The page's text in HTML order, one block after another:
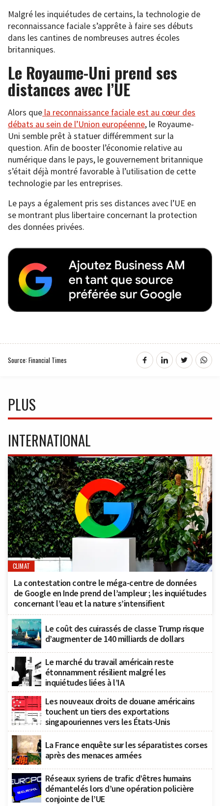
Malgré les inquiétudes de certains, la technologie de
reconnaissance faciale s’apprête à faire ses débuts
dans les cantines de nombreuses autres écoles
britanniques.
Le Royaume-Uni prend ses
distances avec l’UE
Alors que la reconnaissance faciale est au cœur des
débats au sein de l’Union européenne, le Royaume-
Uni semble prêt à statuer différemment sur la
question. Afin de booster l’économie relative au
numérique dans le pays, le gouvernement britannique
s’était déjà montré favorable à l’utilisation de cette
technologie par les entreprises.
Le pays a également pris ses distances avec l’UE en
se montrant plus libertaire concernant la protection
des données privées.
Source: Financial Times
PLUS
INTERNATIONAL
CLIMAT
La contestation contre le méga-centre de données
de Google en Inde prend de l’ampleur ; les inquiétudes
concernant l’eau et la nature s’intensifient
Le coût des cuirassés de classe Trump risque
d’augmenter de 140 milliards de dollars
Le marché du travail américain reste
étonnamment résilient malgré les
inquiétudes liées à l’IA
Les nouveaux droits de douane américains
touchent un tiers des exportations
singapouriennes vers les États-Unis
La France enquête sur les séparatistes corses
après des menaces armées
Réseaux syriens de trafic d’êtres humains
démantelés lors d’une opération policière
conjointe de l’UE